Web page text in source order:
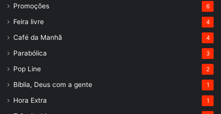
Promoções 6
Feira livre 4
Café da Manhã 4
Parabólica 3
Pop Line 2
Bíblia, Deus com a gente 1
Hora Extra 1